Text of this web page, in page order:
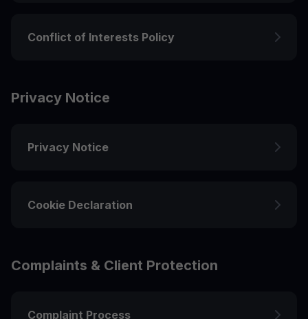
Conflict of Interests Policy
Privacy Notice
Privacy Notice
Cookie Declaration
Complaints & Client Protection
Complaint Process